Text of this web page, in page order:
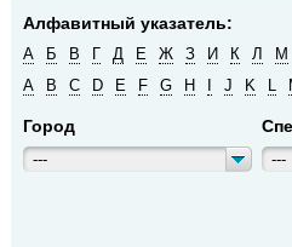
Алфавитный указатель:
А Б В Г Д Е Ж З И К Л М
A
B C D E F G H J K L
Город
--- ---